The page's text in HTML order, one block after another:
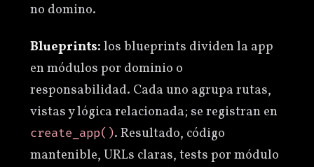
no domino.
Blueprints:los blueprints dividen la app
en módulos por dominio o
responsabilidad. Cada uno agrupa rutas,
vistas y lógica relacionada; se registran en
create_app(). Resultado, código
mantenible, URLs claras, tests por módulo